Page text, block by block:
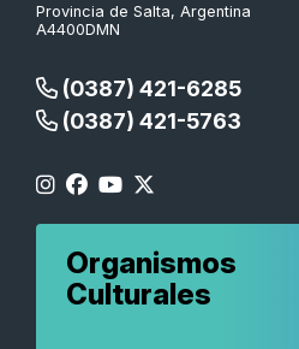
Provincia de Salta, Argentina
A4400DMN
(0387) 421-6285
(0387) 421-5763
Organismos
Culturales